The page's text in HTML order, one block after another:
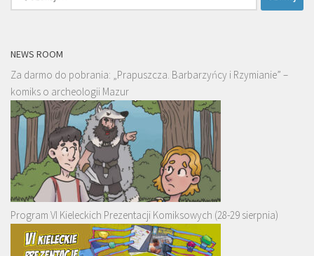
NEWS ROOM
Za darmo do pobrania: „Prapuszcza. Barbarzyńcy i Rzymianie” –
komiks o archeologii Mazur
Program VI Kieleckich Prezentacji Komiksowych (28-29 sierpnia)